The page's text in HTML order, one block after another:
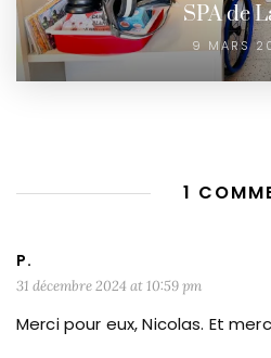
SPA de
9 MARS
1
P.
31 décembre 2024 at 10:59 pm
Merci pour eux, Nicolas. Et